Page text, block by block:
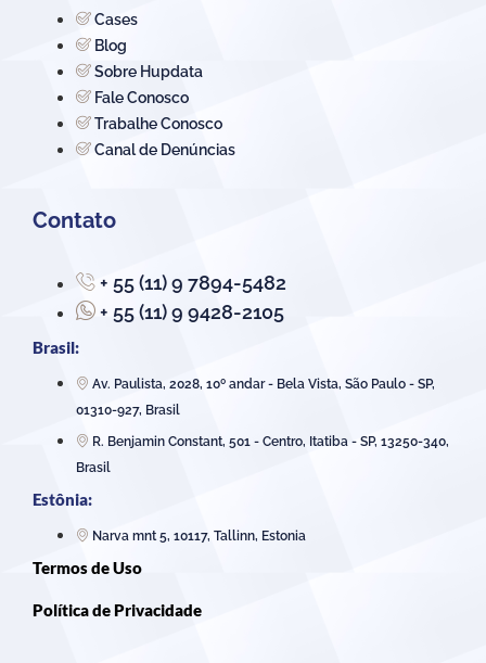
Cases
Blog
Sobre Hupdata
Fale Conosco
Trabalhe Conosco
Canal de Denúncias
Contato
+ 55 (11) 9 7894-5482
+ 55 (11) 9 9428-2105
Brasil:
Av. Paulista, 2028, 10º andar - Bela Vista, São Paulo - SP,
01310-927, Brasil
R. Benjamin Constant, 501 - Centro, Itatiba - SP, 13250-340,
Brasil
Estônia:
Narva mnt 5, 10117, Tallinn, Estonia
Termos de Uso
Política de Privacidade